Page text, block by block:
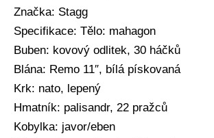
Značka: Stagg
Specifikace: Tělo: mahagon
Buben: kovový odlitek, 30 háčků
Blána: Remo 11″, bílá pískovaná
Krk: nato, lepený
Hmatník: palisandr, 22 pražců
Kobylka: javor/eben